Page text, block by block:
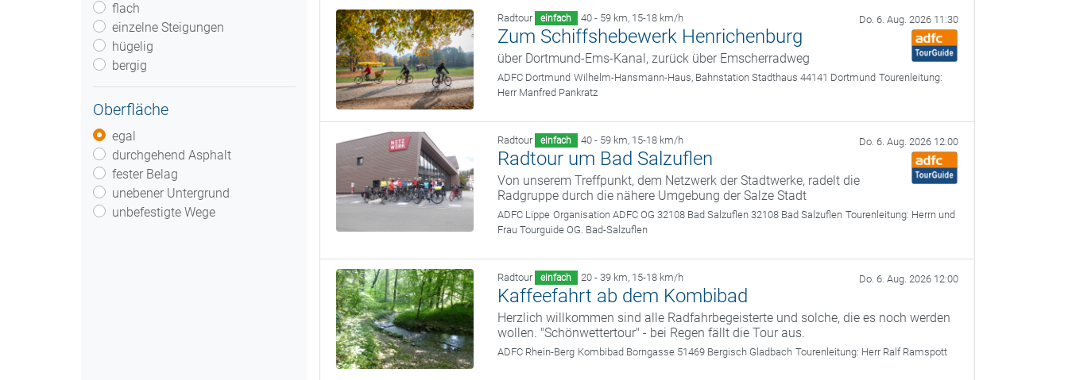
flach
einzelne Steigungen
hügelig
bergig
Oberfläche
egal
durchgehend Asphalt
fester Belag
unebener Untergrund
unbefestigte Wege
Radtour einfach 40 - 59 km, 15-18 km/h Do. 6. Aug. 2026 11:30
Zum Schiffshebewerk Henrichenburg
über Dortmund-Ems-Kanal, zurück über Emscherradweg
ADFC Dortmund Wilhelm-Hansmann-Haus, Bahnstation Stadthaus 44141 Dortmund Tourenleitung:
Herr Manfred Pankratz
Radtour einfach 40 - 59 km, 15-18 km/h Do. 6. Aug. 2026 12:00
Radtour um Bad Salzuflen
Von unserem Treffpunkt, dem Netzwerk der Stadtwerke, radelt die
Radgruppe durch die nähere Umgebung der Salze Stadt
ADFC Lippe Organisation ADFC OG 32108 Bad Salzuflen 32108 Bad Salzuflen Tourenleitung: Herrn und
Frau Tourguide OG. Bad-Salzuflen
Radtour einfach 20 - 39 km, 15-18 km/h Do. 6. Aug. 2026 12:00
Kaffeefahrt ab dem Kombibad
Herzlich willkommen sind alle Radfahrbegeisterte und solche, die es noch werden
wollen. "Schönwettertour" - bei Regen fällt die Tour aus.
ADFC Rhein-Berg Kombibad Borngasse 51469 Bergisch Gladbach Tourenleitung: Herr Ralf Ramspott